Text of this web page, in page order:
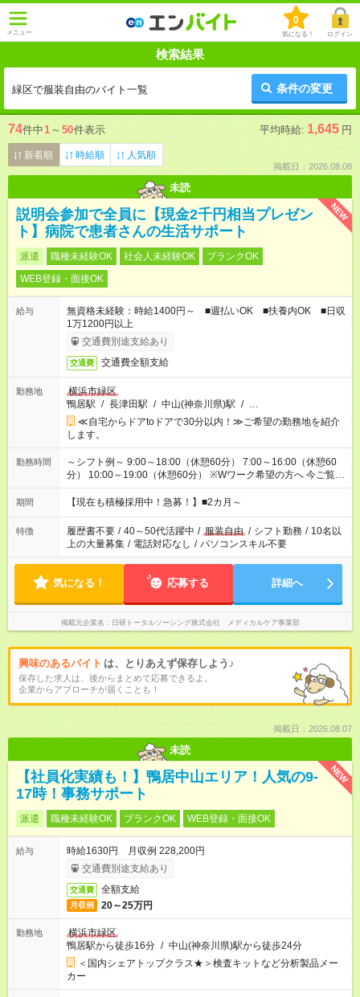
メニュー
0
気になる！ ログイン
検索結果
緑区で服装自由のバイト一覧 条件の変更
74件中1 ～ 50件表示 平均時給: 1,645 円
新着順 時給順 人気順
掲載日：2026.08.08
未読
NEW
説明会参加で全員に【現金2千円相当プレゼン
ト】病院で患者さんの生活サポート
派遣 職種未経験OK 社会人未経験OK
ブランクOK
WEB登録・面接OK
給与
無資格未経験：時給1400円～ ■週払いOK ■扶養内OK ■日収
1万1200円以上
交通費別途支給あり
交通費 交通費全額支給
勤務地
横浜市緑区
鴨居駅 / 長津田駅 / 中山(神奈川県)駅 / …
≪自宅からドアtoドアで30分以内！≫ご希望の勤務地を紹介
します。
勤務時間
～シフト例～ 9:00～18:00（休憩60分） 7:00～16:00（休憩60
分） 10:00～19:00（休憩60分） ※Wワーク希望の方へ 今ご覧の
お仕事で希望する勤務時間と、もう1つのお仕事の勤務時間の合
計が 週40時間を超えなければOKです。
期間 【現在も積極採用中！急募！】■2カ月～
特徴 履歴書不要 / 40～50代活躍中 / 服装自由 / シフト勤務 / 10名以
上の大量募集 / 電話対応なし / パソコンスキル不要
気になる！ 応募する 詳細へ
掲載元企業名 日研トータルソーシング株式会社 メディカルケア事業部
興味のあるバイト は、とりあえず保存しよう♪
保存した求人は、後からまとめて応募できるよ。
企業からアプローチが届くことも！
掲載日：2026.08.07
未読
NEW
【社員化実績も！】鴨居中山エリア！人気の9-
17時！事務サポート
派遣 職種未経験OK ブランクOK WEB登録・面接OK
給与
時給1630円 月収例 228,200円
交通費別途支給あり
交通費 全額支給
月収例 20～25万円
勤務地
横浜市緑区
鴨居駅から徒歩16分 / 中山(神奈川県)駅から徒歩24分
＜国内シェアトップクラス★＞検査キットなど分析製品メー
カー